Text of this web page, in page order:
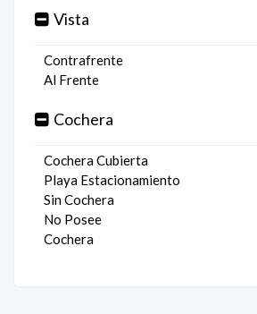
Vista
Contrafrente
Al Frente
Cochera
Cochera Cubierta
Playa Estacionamiento
Sin Cochera
No Posee
Cochera